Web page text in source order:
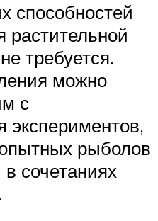
способностей
растительной
требуется.
можно
с
экспериментов,
рыболов
сочетаниях